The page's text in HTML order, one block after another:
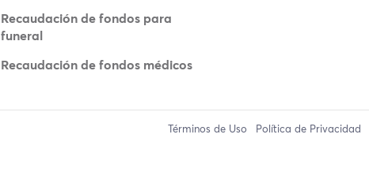
Recaudación de fondos para
funeral
Recaudación de fondos médicos
Términos de Uso Política de Privacidad